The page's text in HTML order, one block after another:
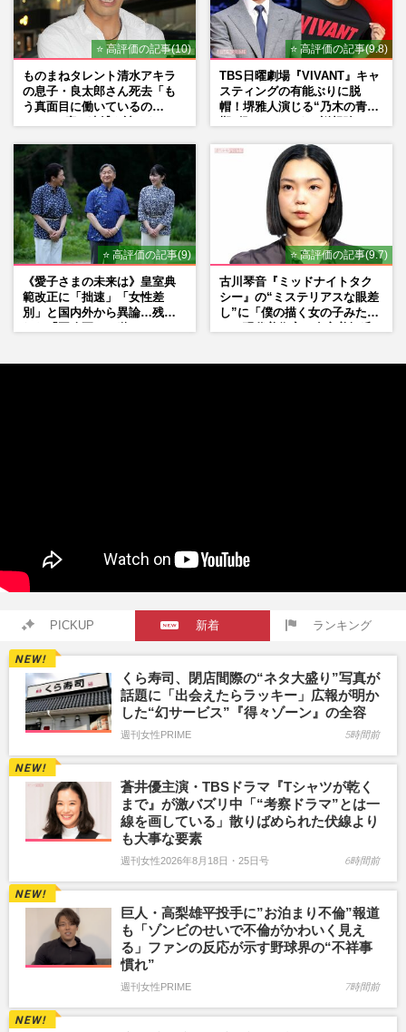
⭐ 高評価の記事(10)
ものまねタレント清水アキラ
の息子・良太郎さん死去「も
う真面目に働いているの
⭐ 高評価の記事(9.8)
TBS日曜劇場『VIVANT』キャ
スティングの有能ぶりに脱
帽！堺雅人演じる“乃木の青年
マン長男・櫻井海音だった
⭐ 高評価の記事(9)
《愛子さまの未来は》皇室典
範改正に「拙速」「女性差
別」と国内外から異論…残さ
⭐ 高評価の記事(9.7)
古川琴音『ミッドナイトタク
シー』の“ミステリアスな眼差
し”に「僕の描く女の子みた
PICKUP 新着 ランキング
くら寿司、閉店間際の“ネタ大盛り”写真が
話題に「出会えたらラッキー」広報が明か
した“幻サービス”『得々ゾーン』の全容
週刊女性PRIME 5時間前
蒼井優主演・TBSドラマ『Tシャツが乾く
まで』が激バズリ中「“考察ドラマ”とは一
線を画している」散りばめられた伏線より
も大事な要素
週刊女性2026年8月18日・25日号 6時間前
巨人・高梨雄平投手に”お泊まり不倫”報道
も「ゾンビのせいで不倫がかわいく見え
る」ファンの反応が示す野球界の“不祥事
慣れ”
週刊女性PRIME 7時間前